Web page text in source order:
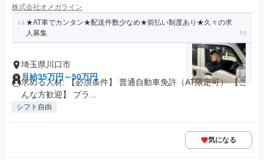
株式会社オメガライン
★AT車でカンタン★配送件数少なめ★前払い制度あり★久々の求
人募集
埼玉県川口市
月給35万円～50万円
求める人材: 【必須条件】 普通自動車免許（AT限定可） 【こ
んな方歓迎】 プラ...
シフト自由
気になる